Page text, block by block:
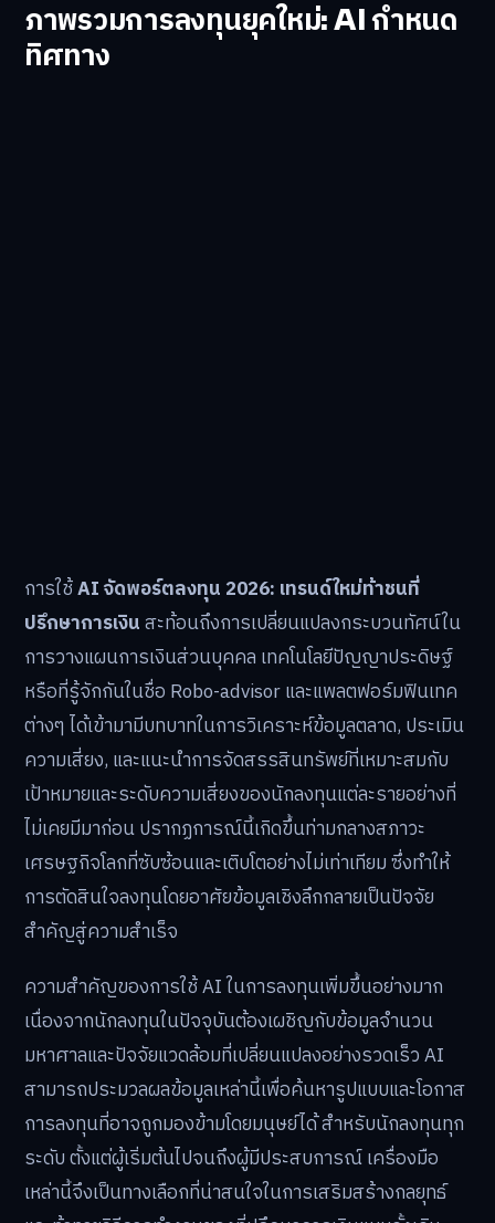
ภาพรวมการลงทุนยุคใหม่: AI กำหนด
ทิศทาง
การใช้AI จัดพอร์ตลงทุน 2026: เทรนด์ใหม่ท้าชนที่
ปรึกษาการเงินสะท้อนถึงการเปลี่ยนแปลงกระบวนทัศน์ใน
การวางแผนการเงินส่วนบุคคล เทคโนโลยีปัญญาประดิษฐ์
หรือที่รู้จักกันในชื่อ Robo-advisor และแพลตฟอร์มฟินเทค
ต่างๆ ได้เข้ามามีบทบาทในการวิเคราะห์ข้อมูลตลาด, ประเมิน
ความเสี่ยง, และแนะนำการจัดสรรสินทรัพย์ที่เหมาะสมกับ
เป้าหมายและระดับความเสี่ยงของนักลงทุนแต่ละรายอย่างที่
ไม่เคยมีมาก่อน ปรากฏการณ์นี้เกิดขึ้นท่ามกลางสภาวะ
เศรษฐกิจโลกที่ซับซ้อนและเติบโตอย่างไม่เท่าเทียม ซึ่งทำให้
การตัดสินใจลงทุนโดยอาศัยข้อมูลเชิงลึกกลายเป็นปัจจัย
สำคัญสู่ความสำเร็จ
ความสำคัญของการใช้ AI ในการลงทุนเพิ่มขึ้นอย่างมาก
เนื่องจากนักลงทุนในปัจจุบันต้องเผชิญกับข้อมูลจำนวน
มหาศาลและปัจจัยแวดล้อมที่เปลี่ยนแปลงอย่างรวดเร็ว AI
สามารถประมวลผลข้อมูลเหล่านี้เพื่อค้นหารูปแบบและโอกาส
การลงทุนที่อาจถูกมองข้ามโดยมนุษย์ได้ สำหรับนักลงทุนทุก
ระดับ ตั้งแต่ผู้เริ่มต้นไปจนถึงผู้มีประสบการณ์ เครื่องมือ
เหล่านี้จึงเป็นทางเลือกที่น่าสนใจในการเสริมสร้างกลยุทธ์